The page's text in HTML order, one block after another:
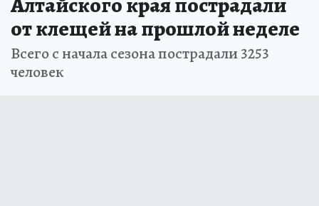
от клещей на прошлой неделе
Всего с начала сезона пострадали 3253
человек